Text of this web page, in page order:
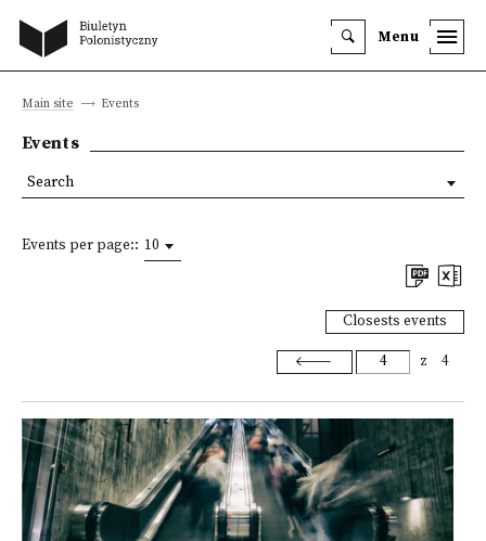
Menu
Main site Events
Events
Events per page:: 10
Closests events
z 4
Search